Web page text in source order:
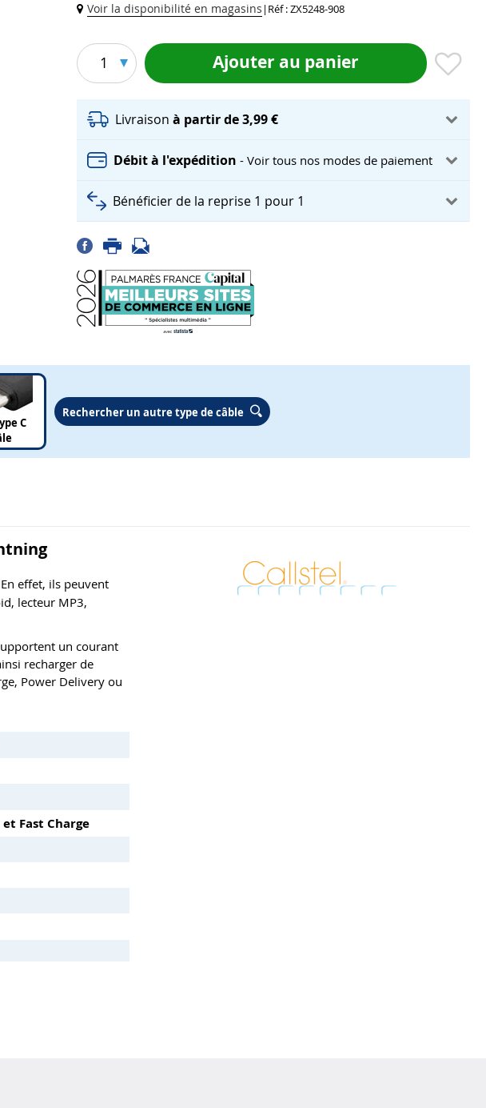
Voir la disponibilité en magasins | Réf : ZX5248-908
1 Ajouter au panier
Livraisonà partir de 3,99 €
Débit à l'expédition- Voir tous nos modes de paiement
Bénéficier de la reprise 1 pour 1
C
Rechercher un autre type de câble
effet, ils peuvent
lecteur MP3,
un courant
recharger de
Power Delivery ou
Fast Charge